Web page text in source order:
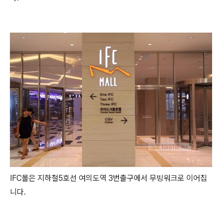
IFC몰은 지하철5호선 여의도역 3번출구에서 무빙워크로 이어집
니다.